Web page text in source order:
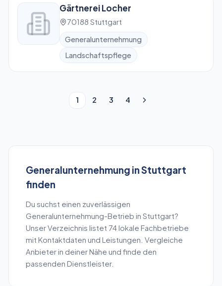
Gärtnerei Locher
70188 Stuttgart
Generalunternehmung
Landschaftspflege
1 2 3 4
Generalunternehmung inStuttgart
finden
Du suchst einen zuverlässigen
Generalunternehmung-Betrieb in Stuttgart?
Unser Verzeichnis listet 74lokale Fachbetriebe
mit Kontaktdaten und Leistungen. Vergleiche
Anbieter in deiner Nähe und finde den
passenden Dienstleister.